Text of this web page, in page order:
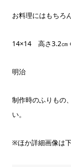
お料理にはもちろ
14×14 高さ3.2㎝
明治
制作時のふりもの
い。
※ほか詳細画像は